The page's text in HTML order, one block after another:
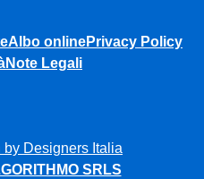
Albo onlinePrivacy Policy
Note Legali
Designers Italia
SRLS